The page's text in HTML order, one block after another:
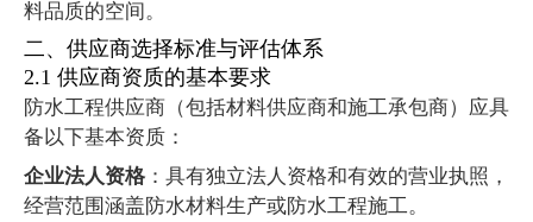
料品质的空间。
二、供应商选择标准与评估体系
2.1 供应商资质的基本要求
防水工程供应商（包括材料供应商和施工承包商）应具
备以下基本资质：
企业法人资格 ：具有独立法人资格和有效的营业执照，
经营范围涵盖防水材料生产或防水工程施工。